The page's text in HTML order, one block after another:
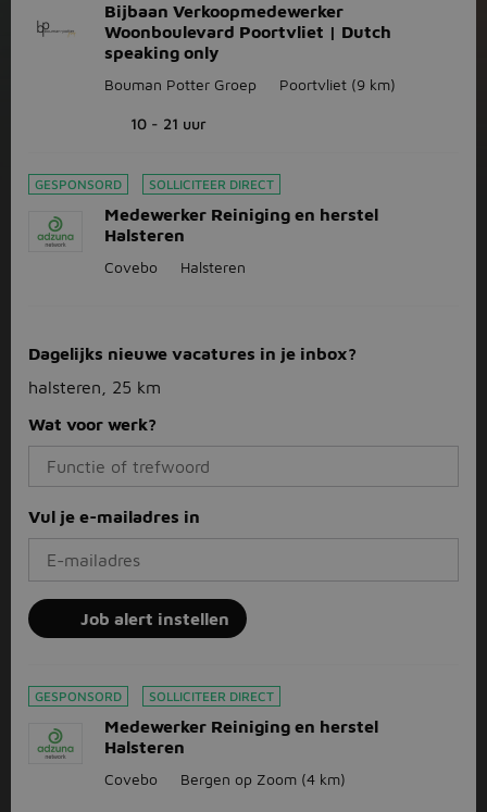
Bijbaan Verkoopmedewerker
Woonboulevard Poortvliet | Dutch
speaking only
Bouman Potter Groep Poortvliet (9 km)
10 - 21 uur
GESPONSORD SOLLICITEER DIRECT
Medewerker Reiniging en herstel
Halsteren
Covebo Halsteren
Dagelijks nieuwe vacatures in je inbox?
halsteren, 25 km
Wat voor werk?
Vul je e-mailadres in
Job alert instellen
GESPONSORD SOLLICITEER DIRECT
Medewerker Reiniging en herstel
Halsteren
Covebo Bergen op Zoom (4 km)